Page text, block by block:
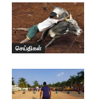
செய்திகள்